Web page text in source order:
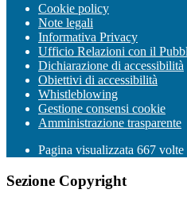
Cookie policy
Note legali
Informativa Privacy
Ufficio Relazioni con il
Dichiarazione di accessibilità
Obiettivi di accessibilità
Whistleblowing
Gestione consensi cookie
Amministrazione trasparente
Pagina visualizzata 667 volte
Sezione Copyright